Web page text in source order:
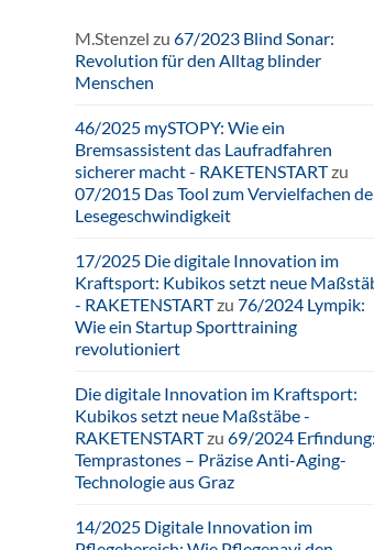
M.Stenzel zu 67/2023 Blind Sonar:
Revolution für den Alltag blinder
Menschen
46/2025 mySTOPY: Wie ein
Bremsassistent das Laufradfahren
sicherer macht - RAKETENSTARTzu
07/2015 Das Tool zum Vervielfachen
Lesegeschwindigkeit
17/2025 Die digitale Innovation im
Kraftsport: Kubikos setzt neue
- RAKETENSTARTzu 76/2024 Lympik:
Wie ein Startup Sporttraining
revolutioniert
Die digitale Innovation im Kraftsport:
Kubikos setzt neue Maßstäbe -
RAKETENSTARTzu 69/2024 Erfindung:
Temprastones – Präzise Anti-Aging-
Technologie aus Graz
14/2025 Digitale Innovation im